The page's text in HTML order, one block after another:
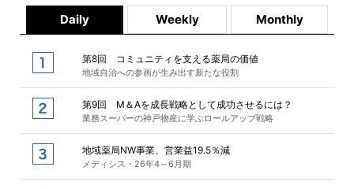
Daily Weekly Monthly
第8回 コミュニティを支える薬局の価値
地域自治への参画が生み出す新たな役割
第9回 M＆Aを成長戦略として成功させるには？
業務スーパーの神戸物産に学ぶロールアップ戦略
地域薬局NW事業、営業益19.5％減
メディシス・26年4～6月期